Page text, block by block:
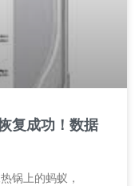
复成功！数据
锅上的蚂蚁，